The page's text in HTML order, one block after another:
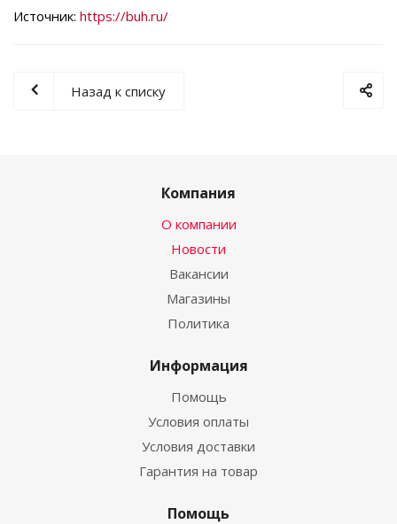
Источник: https://buh.ru/
Назад к списку
Компания
О компании
Новости
Вакансии
Магазины
Политика
Информация
Помощь
Условия оплаты
Условия доставки
Гарантия на товар
Помощь